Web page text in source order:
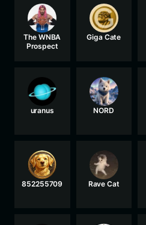
The WNBA
Prospect
Giga Cate
uranus NORD
852255709 Rave Cat